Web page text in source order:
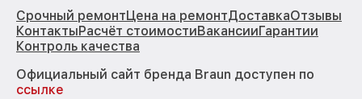
Срочный ремонтЦена на ремонтДоставкаОтзывы
КонтактыРасчёт стоимостиВакансииГарантии
Контроль качества
Официальный сайт бренда Braun доступен по
ссылке